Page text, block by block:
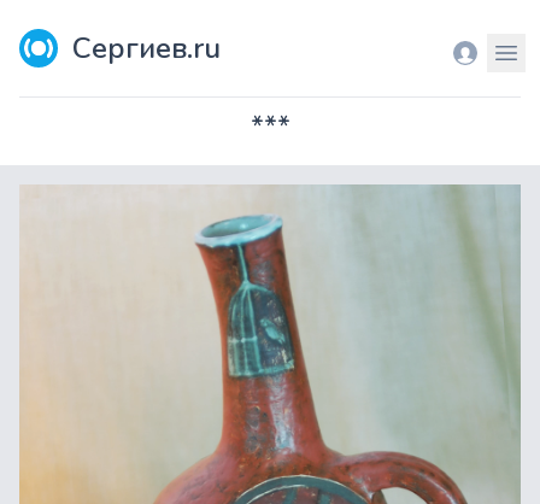
Сергиев.ru Вход
***